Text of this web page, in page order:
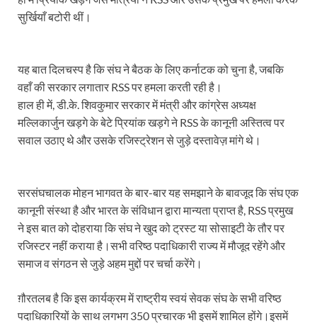
Modern Composite Sleepers: एआई की मदद से ट्रैक
Char Dham Yatra Action Plan: चारधाम यात्रा-
Katra Banihal Special Train: कटरा – बनिहाल के
Ancient Manuscripts: वैश्विक मंच तक पहुंचेगा भारतीय
Big Blueprint for Bastar: बस्तर के लिए बड़ा ब्लूप्रिंट:
Bhartendu Natya Akadami: मुख्यमंत्री ने देखी ‘आनंद
Mann Ki Baat: प्रधानमंत्री नरेंद्र मोदी ने देशवासियों
सुर्खियाँ बटोरी थीं।
यह बात दिलचस्प है कि संघ ने बैठक के लिए कर्नाटक को चुना है, जबकि
वहाँ की सरकार लगातार RSS पर हमला करती रही है।
हाल ही में, डी.के. शिवकुमार सरकार में मंत्री और कांग्रेस अध्यक्ष
मल्लिकार्जुन खड़गे के बेटे प्रियांक खड़गे ने RSS के कानूनी अस्तित्व पर
सवाल उठाए थे और उसके रजिस्ट्रेशन से जुड़े दस्तावेज़ मांगे थे।
सरसंघचालक मोहन भागवत के बार-बार यह समझाने के बावजूद कि संघ एक
कानूनी संस्था है और भारत के संविधान द्वारा मान्यता प्राप्त है, RSS प्रमुख
ने इस बात को दोहराया कि संघ ने खुद को ट्रस्ट या सोसाइटी के तौर पर
रजिस्टर नहीं कराया है।सभी वरिष्ठ पदाधिकारी राज्य में मौजूद रहेंगे और
समाज व संगठन से जुड़े अहम मुद्दों पर चर्चा करेंगे।
ग़ौरतलब है कि इस कार्यक्रम में राष्ट्रीय स्वयं सेवक संघ के सभी वरिष्ठ
पदाधिकारियों के साथ लगभग 350 प्रचारक भी इसमें शामिल होंगे।इसमें